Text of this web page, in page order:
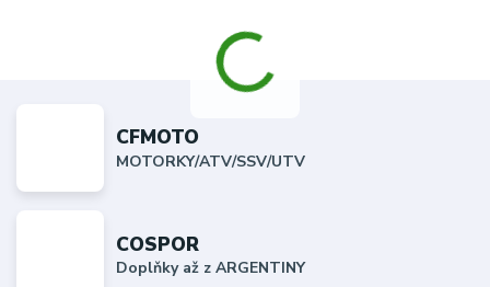
CFMOTO
MOTORKY/ATV/SSV/UTV
COSPOR
Doplňky až z ARGENTINY